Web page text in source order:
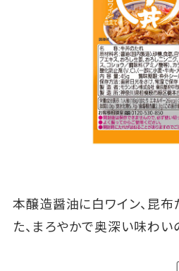
本醸造醤油に白ワイン、昆布
た、まろやかで奥深い味わい